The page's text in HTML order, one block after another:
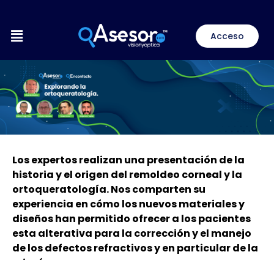
contenido
Acceso
Los expertos realizan una presentación de la
historia y el origen del remoldeo corneal y la
ortoqueratología. Nos comparten su
experiencia en cómo los nuevos materiales y
diseños han permitido ofrecer a los pacientes
esta alterativa para la corrección y el manejo
de los defectos refractivos y en particular de la